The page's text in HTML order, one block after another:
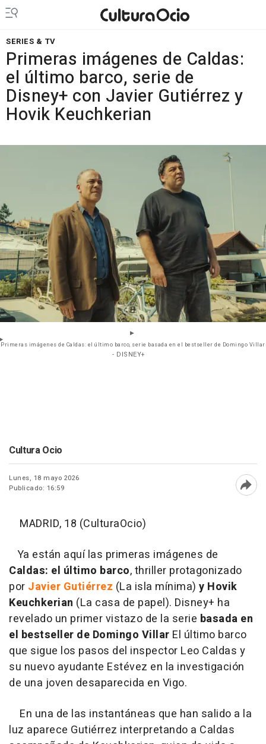
SERIES & TV
Primeras imágenes de Caldas:
el último barco, serie de
Disney+ con Javier Gutiérrez y
Hovik Keuchkerian
Primeras imágenes de Caldas: el último barco, serie basada en el bestseller de Domingo Villar
- DISNEY+
Cultura Ocio
Lunes, 18 mayo 2026
Publicado: 16:59
MADRID, 18 (CulturaOcio)
Ya están aquí las primeras imágenes de
Caldas: el último barco, thriller protagonizado
por Javier Gutiérrez (La isla mínima) y Hovik
Keuchkerian (La casa de papel). Disney+ ha
revelado un primer vistazo de la serie basada en
el bestseller de Domingo Villar El último barco
que sigue los pasos del inspector Leo Caldas y
su nuevo ayudante Estévez en la investigación
de una joven desaparecida en Vigo.
En una de las instantáneas que han salido a la
luz aparece Gutiérrez interpretando a Caldas